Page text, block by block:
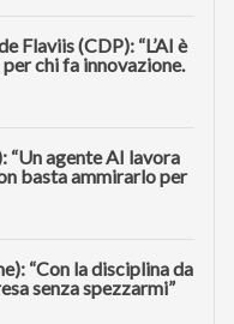
Flaviis (CDP): “L’AI è
chi fa innovazione.
“Un agente AI lavora
basta ammirarlo per
“Con la disciplina da
senza spezzarmi”